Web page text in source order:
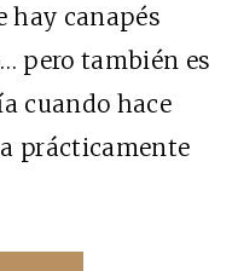
hay canapés
pero también es
cuando hace
prácticamente